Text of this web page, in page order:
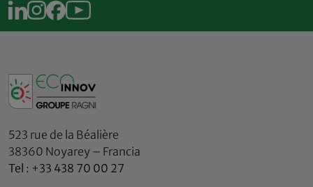
523 rue de la Béalière
38360 Noyarey – Francia
Tel : +33 438 70 00 27